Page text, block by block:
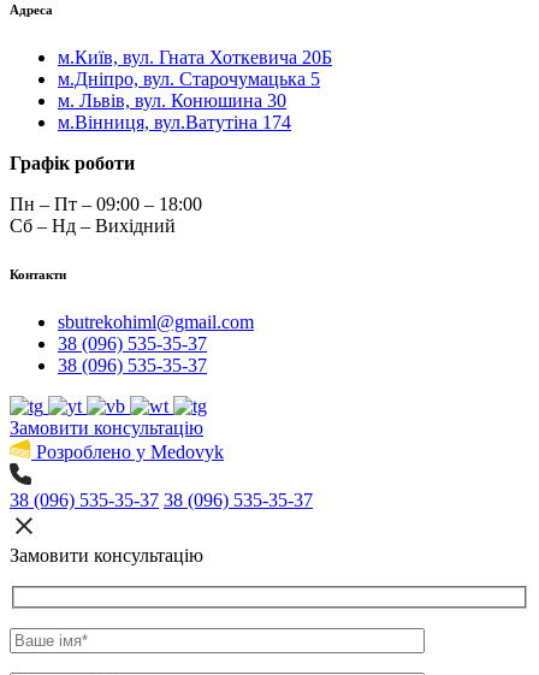
Адреса
м.Київ, вул. Гната Хоткевича 20Б
м.Дніпро, вул. Старочумацька 5
м. Львів, вул. Конюшина 30
м.Вінниця, вул.Ватутіна 174
Графік роботи
Пн – Пт – 09:00 – 18:00
Сб – Нд – Вихідний
Контакти
sbutrekohiml@gmail.com
38 (096) 535-35-37
38 (096) 535-35-37
Замовити консультацію
Розроблено у Medovyk
38 (096) 535-35-37 38 (096) 535-35-37
Замовити консультацію